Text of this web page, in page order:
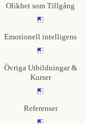
Olikhet som Tillgång
Emotionell intelligens
Övriga Utbildningar &
Kurser
Referenser